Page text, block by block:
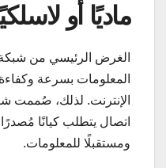
ماديًا أو
الغرض الرئيسي من
المعلومات بسرعة
الإنترنت. لذلك، صُممت
اتصال يتطلب كيانًا
ومستقبلًا للمعلومات.